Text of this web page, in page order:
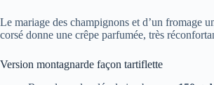
Le mariage des champignons et d’un fromage
corsé donne une crêpe parfumée, très
Version montagnarde façon tartiflette